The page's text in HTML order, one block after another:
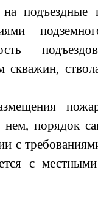
подъездные
скважин,
порядок
с
с